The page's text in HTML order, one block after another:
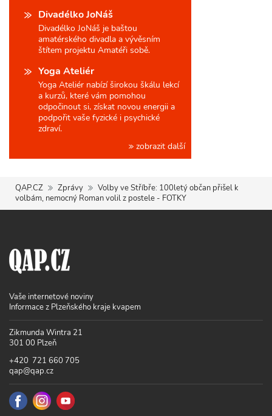
Divadélko JoNáš
Divadélko JoNáš je baštou
amatérského divadla a vývěsním
štítem projektu Amatéři sobě.
Yoga Ateliér
Yoga Ateliér nabízí širokou škálu lekcí
a kurzů, které vám pomohou
odpočinout si, získat novou energii a
podpořit vaše fyzické i psychické
zdraví.
zobrazit další
QAP.CZ Zprávy
Volby ve Stříbře: 100letý občan přišel k
volbám, nemocný Roman volil z postele - FOTKY
Vaše internetové noviny
Informace z Plzeňského kraje kvapem
Zikmunda Wintra 21
301 00 Plzeň
+420 721 660 705
qap@qap.cz